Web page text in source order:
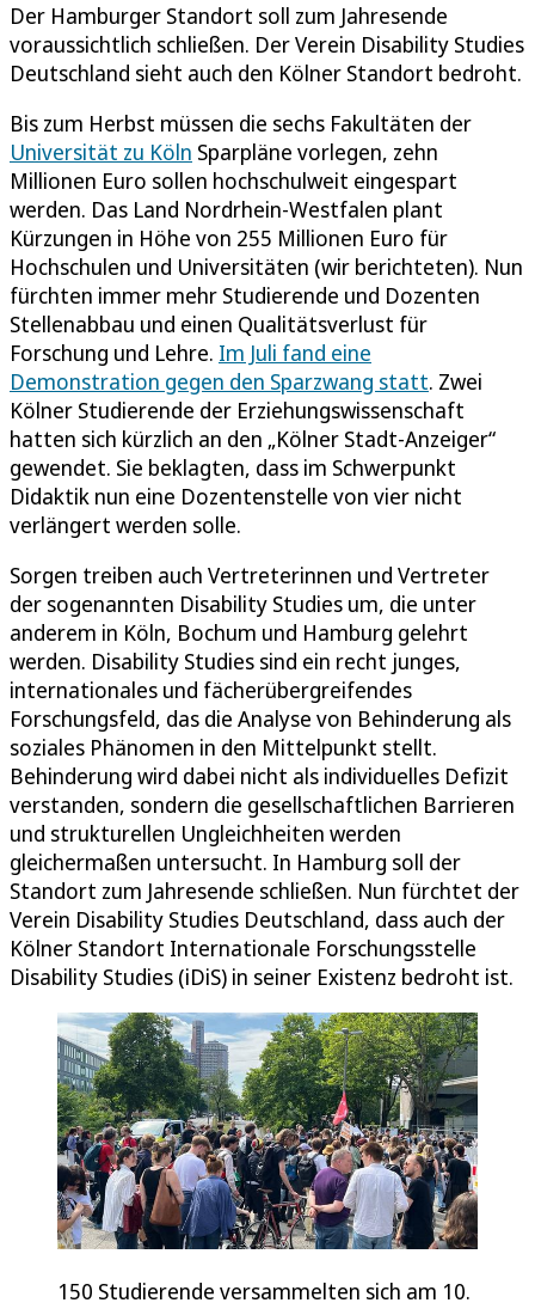
Der Hamburger Standort soll zum Jahresende
voraussichtlich schließen. Der Verein Disability Studies
Deutschland sieht auch den Kölner Standort bedroht.
Bis zum Herbst müssen die sechs Fakultäten der
Universität zu Köln Sparpläne vorlegen, zehn
Millionen Euro sollen hochschulweit eingespart
werden. Das Land Nordrhein-Westfalen plant
Kürzungen in Höhe von 255 Millionen Euro für
Hochschulen und Universitäten (wir berichteten). Nun
fürchten immer mehr Studierende und Dozenten
Stellenabbau und einen Qualitätsverlust für
Forschung und Lehre. Im Juli fand eine
Demonstration gegen den Sparzwang statt. Zwei
Kölner Studierende der Erziehungswissenschaft
hatten sich kürzlich an den „Kölner Stadt-Anzeiger“
gewendet. Sie beklagten, dass im Schwerpunkt
Didaktik nun eine Dozentenstelle von vier nicht
verlängert werden solle.
Sorgen treiben auch Vertreterinnen und Vertreter
der sogenannten Disability Studies um, die unter
anderem in Köln, Bochum und Hamburg gelehrt
werden. Disability Studies sind ein recht junges,
internationales und fächerübergreifendes
Forschungsfeld, das die Analyse von Behinderung als
soziales Phänomen in den Mittelpunkt stellt.
Behinderung wird dabei nicht als individuelles Defizit
verstanden, sondern die gesellschaftlichen Barrieren
und strukturellen Ungleichheiten werden
gleichermaßen untersucht. In Hamburg soll der
Standort zum Jahresende schließen. Nun fürchtet der
Verein Disability Studies Deutschland, dass auch der
Kölner Standort Internationale Forschungsstelle
Disability Studies (iDiS) in seiner Existenz bedroht ist.
150 Studierende versammelten sich am 10.